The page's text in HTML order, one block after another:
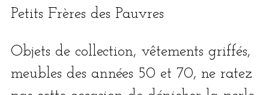
Petits Frères des Pauvres
Objets de col­lec­tion, vête­ments grif­fés,
meubles des années 50 et 70, ne ratez